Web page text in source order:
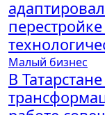
Малый бизнес
В